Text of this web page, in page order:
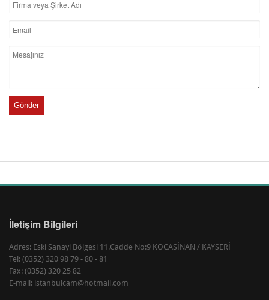
Gönder
İletişim Bilgileri
Adres: Eski Sanayi Bölgesi 11.Cadde No:9 KOCASİNAN / KAYSERİ
Tel: (0352) 320 98 79 - 80 - 81
Fax: (0352) 320 25 82
E-mail: istanbulcam@hotmail.com